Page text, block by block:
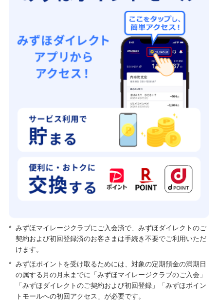
* みずほマイレージクラブにご入会済で、みずほダイレクトのご
契約および初回登録済のお客さまは手続き不要でご利用いただ
けます。
* みずほポイントを受け取るためには、対象の定期預金の満期日
の属する月の月末までに「みずほマイレージクラブのご入会」
「みずほダイレクトのご契約および初回登録」「みずほポイン
トモールへの初回アクセス」が必要です。